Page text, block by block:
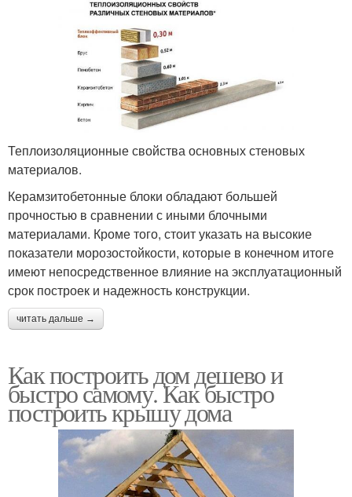
Теплоизоляционные свойства основных стеновых
материалов.
Керамзитобетонные блоки обладают большей
прочностью в сравнении с иными блочными
материалами. Кроме того, стоит указать на высокие
показатели морозостойкости, которые в конечном итоге
имеют непосредственное влияние на эксплуатационный
срок построек и надежность конструкции.
читать дальше →
Как построить дом дешево и
быстро самому. Как быстро
построить крышу дома